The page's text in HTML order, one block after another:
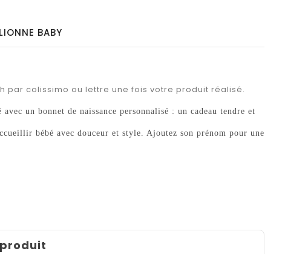
BABY
par colissimo ou lettre une fois votre produit réalisé.
un bonnet de naissance personnalisé : un cadeau tendre et
bébé avec douceur et style. Ajoutez son prénom pour une